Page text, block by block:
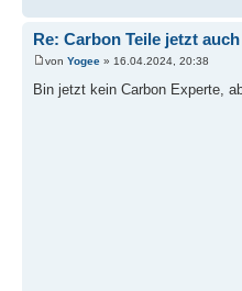
Re: Carbon Teile jetzt
von Yogee » 16.04.2024, 20:38
Bin jetzt kein Carbon Experte,